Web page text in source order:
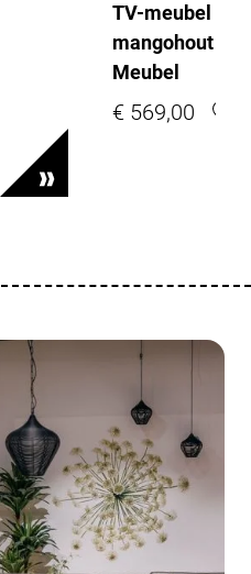
TV-meubel
mangohout
Meubel
€ 569,00